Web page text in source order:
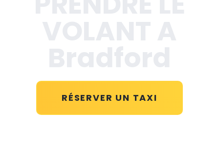
RÉSERVER UN TAXI